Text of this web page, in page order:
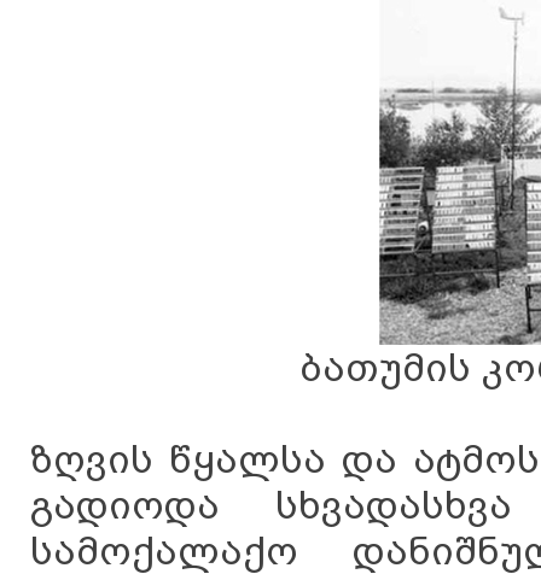
ბათუმის
ზღვის წყალსა და
გადიოდა
სამოქალაქო